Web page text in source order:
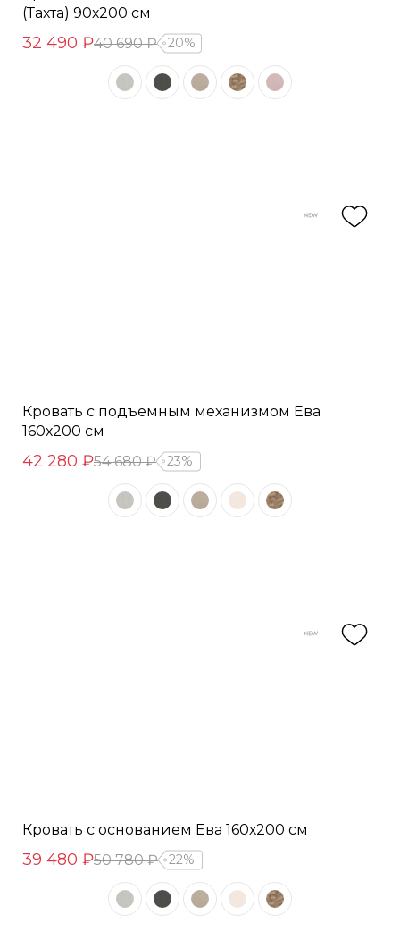
(Тахта) 90х200 см
32 490 ₽40 690 ₽ 20%
Кровать с подъемным механизмом Ева
160х200 см
42 280 ₽54 680 ₽ 23%
Кровать с основанием Ева 160х200 см
39 480 ₽50 780 ₽ 22%